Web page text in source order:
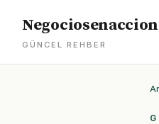
Negociosenaccion
GÜNCEL REHBER